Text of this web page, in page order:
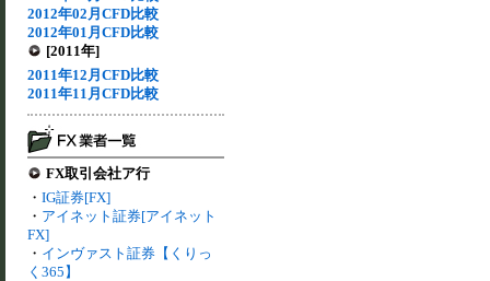
2012年02月CFD比較
2012年01月CFD比較
[2011年]
2011年12月CFD比較
2011年11月CFD比較
FX取引会社ア行
・ IG証券[FX]
・ アイネット証券[アイネット
FX]
・ インヴァスト証券【くりっ
く365】